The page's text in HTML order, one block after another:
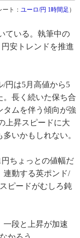
ト： ユーロ/円 1時間足 ）
ている。執筆中の
安トレンドを推進
円は5月高値から5
。長く続いた保ち合
タムを伴う傾向が強
上昇スピードに大
いかもしれない。
ちょっとの値幅だ
連動する英ポンド/
ピードがむしろ鈍
段と上昇が加速